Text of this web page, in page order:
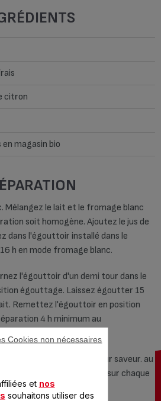
citron
magasin bio
Mélangez le lait et le fromage blanc
soit homogène. Ajoutez le jus de
dans l'égouttoir installé dans le
h en mode fromage blanc.
l'égouttoir d'un demi tour dans le
égouttage. Laissez égoutter 15
Remettez l'égouttoir en position
4 h minimum au
effilées pour accentuer leur saveur. au
c. à s. de purée d'amande sur chaque
d'amandes effilées.
et nos
souhaitons utiliser des
Cookies non nécessaires